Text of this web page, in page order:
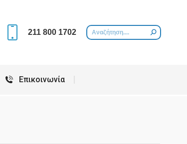
211 800 1702
Επικοινωνία
που εξυπηρετούμε Επικοινωνία